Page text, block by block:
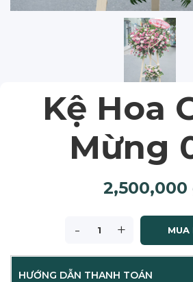
Kệ Hoa
Mừng
2,500,000
- + MUA
HƯỚNG DẪN THANH TOÁN